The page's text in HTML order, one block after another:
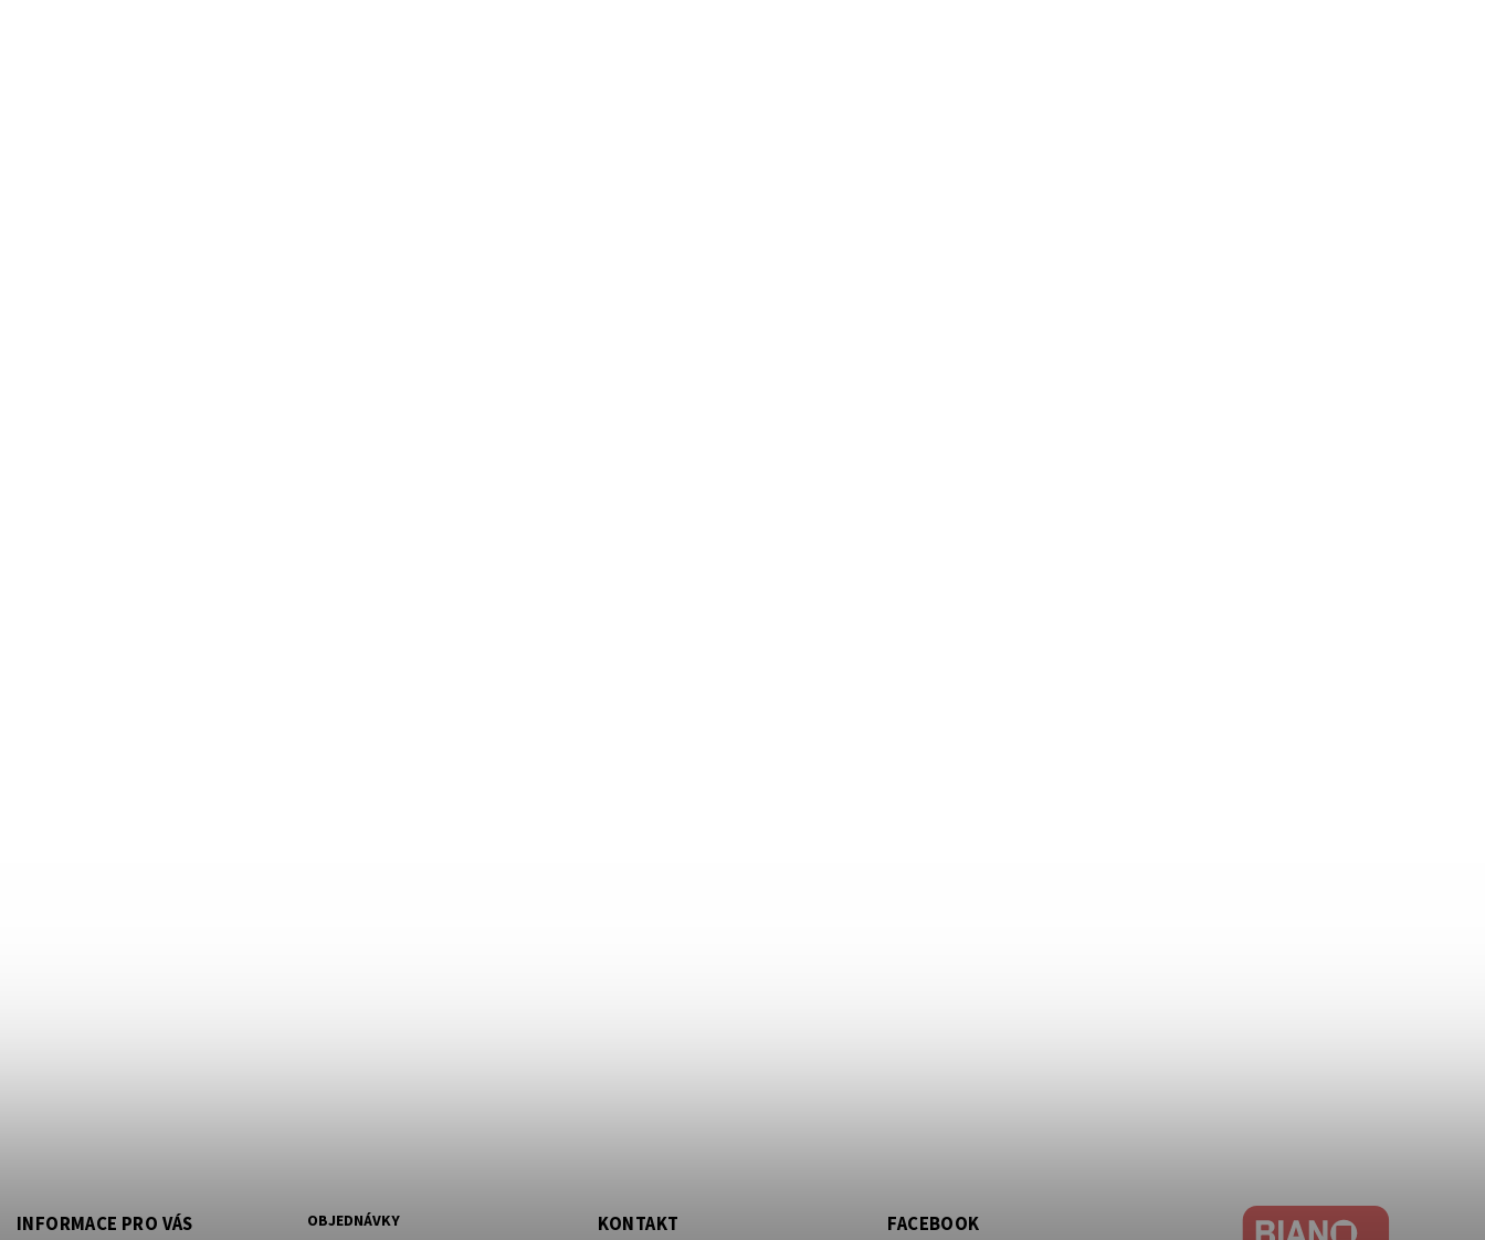
INFORMACE PRO VÁS
OBJEDNÁVKY
KONTAKT FACEBOOK